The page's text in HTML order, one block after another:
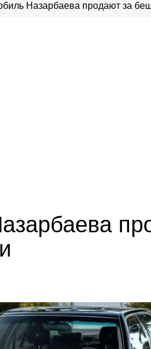
Назарбаева продают за